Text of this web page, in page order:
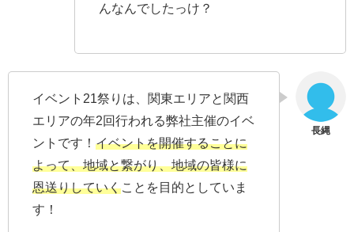
んなんでしたっけ？
イベント21祭りは、関東エリアと関西
エリアの年2回行われる弊社主催のイベ
ントです！ イベントを開催することに
よって、地域と繋がり、地域の皆様に
恩送りしていくことを目的としていま
す！